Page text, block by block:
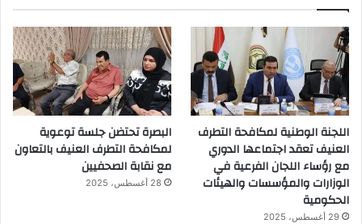
اللجنة الوطنية لمكافحة التطرف
العنيف تعقد اجتماعها الدوري
مع رؤساء اللجان الفرعية في
الوزارات والمؤسسات والهيئات
الحكومية
29 أغسطس، 2025
البصرة تحتضن جلسة توعوية
لمكافحة التطرف العنيف بالتعاون
مع نقابة الصحفيين
28 أغسطس، 2025